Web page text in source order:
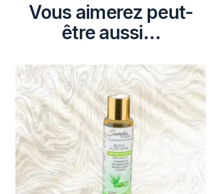
Vous aimerez peut-
être aussi…